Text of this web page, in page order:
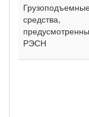
средства,
РЭСН